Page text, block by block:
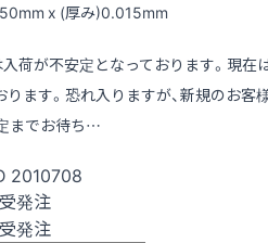
x (厚み)0.015mm
荷が不安定となっております。現在
ます。恐れ入りますが、新規のお客
までお待ち…
2010708
受発注
受発注